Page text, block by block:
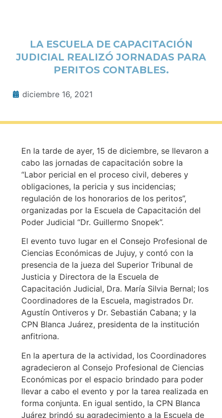
LA ESCUELA DE CAPACITACIÓN
JUDICIAL REALIZÓ JORNADAS PARA
PERITOS CONTABLES.
diciembre 16, 2021
En la tarde de ayer, 15 de diciembre, se llevaron a
cabo las jornadas de capacitación sobre la
“Labor pericial en el proceso civil, deberes y
obligaciones, la pericia y sus incidencias;
regulación de los honorarios de los peritos”,
organizadas por la Escuela de Capacitación del
Poder Judicial “Dr. Guillermo Snopek”.
El evento tuvo lugar en el Consejo Profesional de
Ciencias Económicas de Jujuy, y contó con la
presencia de la jueza del Superior Tribunal de
Justicia y Directora de la Escuela de
Capacitación Judicial, Dra. María Silvia Bernal; los
Coordinadores de la Escuela, magistrados Dr.
Agustín Ontiveros y Dr. Sebastián Cabana; y la
CPN Blanca Juárez, presidenta de la institución
anfitriona.
En la apertura de la actividad, los Coordinadores
agradecieron al Consejo Profesional de Ciencias
Económicas por el espacio brindado para poder
llevar a cabo el evento y por la tarea realizada en
forma conjunta. En igual sentido, la CPN Blanca
Juárez brindó su agradecimiento a la Escuela de